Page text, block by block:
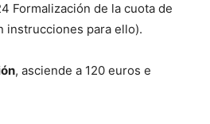
Formalización de la cuota de
instrucciones para ello).
, asciende a 120 euros e